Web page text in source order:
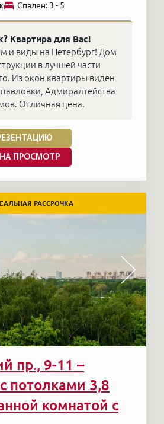
Cпален: 3 - 5
Квартира для Вас!
и виды на Петербург! Дом
в лучшей части
Из окон квартиры виден
Адмиралтейства
Отличная цена.
ПРОСМОТР
РАССРОЧКА
пр., 9-11 –
потолками 3,8
комнатой с